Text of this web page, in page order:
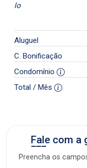
lo
Aluguel
C. Bonificação
Condomínio
Total / Mês
Fale com a
Preencha os